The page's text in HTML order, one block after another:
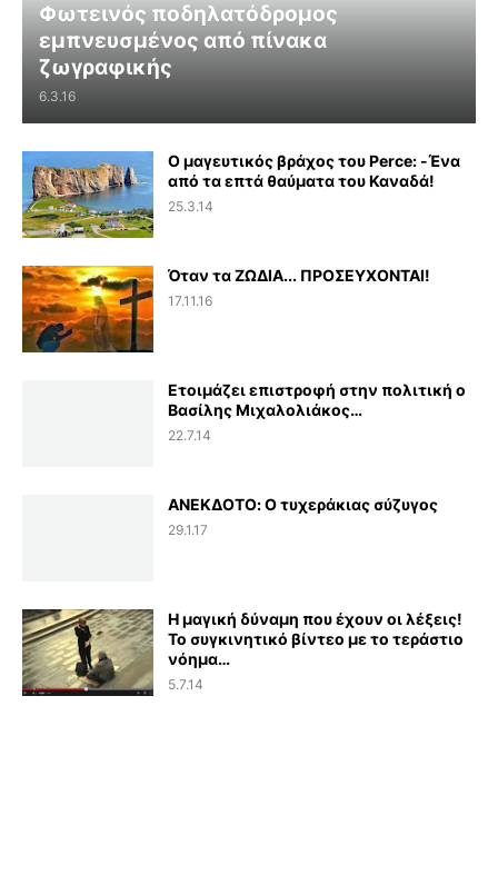
Φωτεινός ποδηλατόδρομος
εμπνευσμένος από πίνακα
ζωγραφικής
6.3.16
Ο μαγευτικός βράχος του Perce: -Ένα
από τα επτά θαύματα του Καναδά!
25.3.14
Όταν τα ΖΩΔΙΑ... ΠΡΟΣΕΥΧΟΝΤΑΙ!
17.11.16
Ετοιμάζει επιστροφή στην πολιτική ο
Βασίλης Μιχαλολιάκος…
22.7.14
ΑΝΕΚΔΟΤΟ: Ο τυχεράκιας σύζυγος
29.1.17
Η μαγική δύναμη που έχουν οι λέξεις!
Το συγκινητικό βίντεο με το τεράστιο
νόημα…
5.7.14